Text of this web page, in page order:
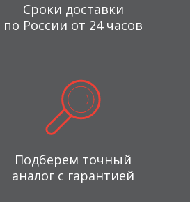
Сроки доставки
по России от 24 часов
Подберем точный
аналог с гарантией